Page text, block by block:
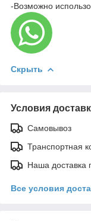
-Возможно
Скрыть
Условия
Самовывоз
Транспортная
Наша доставка
Все условия